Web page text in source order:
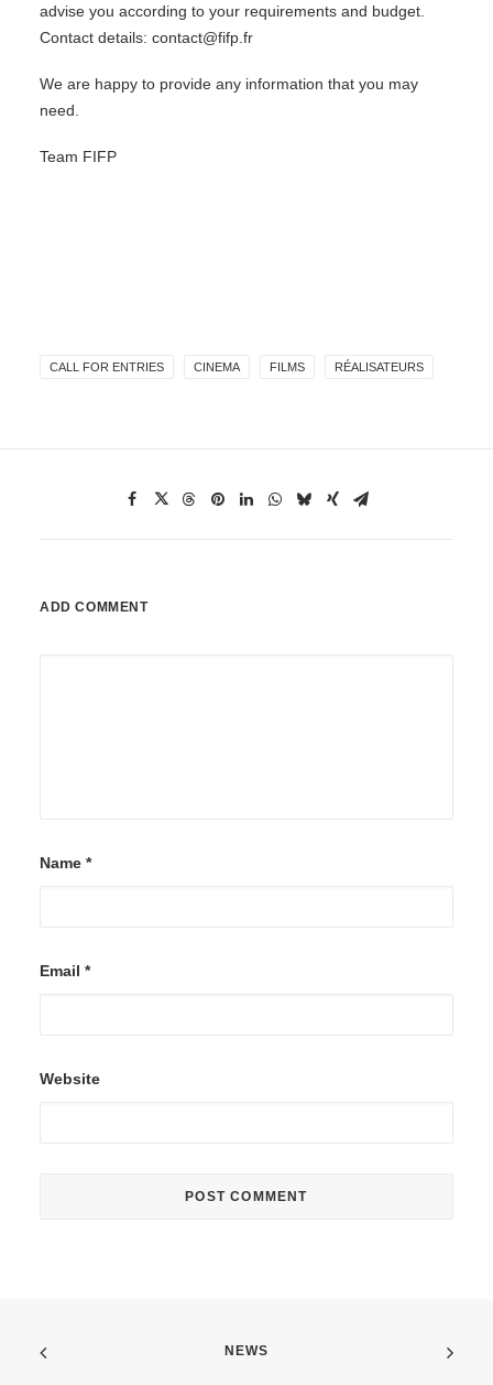
advise you according to your requirements and budget.
Contact details: contact@fifp.fr
We are happy to provide any information that you may
need.
Team FIFP
CALL FOR ENTRIES CINEMA FILMS RÉALISATEURS
ADD COMMENT
Name *
Email *
Website
NEWS